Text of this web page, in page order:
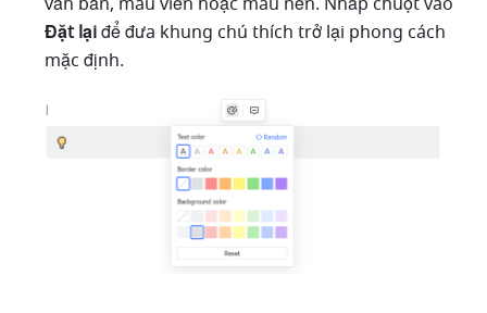
Đặt lại để đưa khung chú thích trở lại phong cách
mặc định.